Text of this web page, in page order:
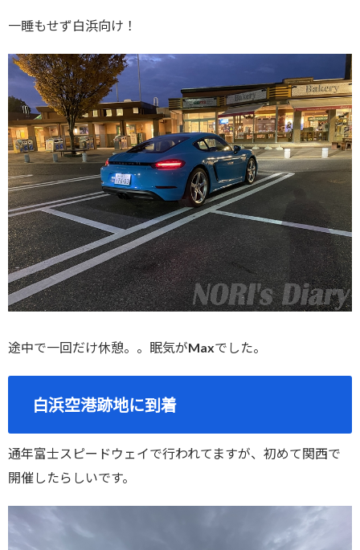
一睡もせず白浜向け！
途中で一回だけ休憩。。眠気がMaxでした。
白浜空港跡地に到着
通年富士スピードウェイで行われてますが、初めて関西で
開催したらしいです。